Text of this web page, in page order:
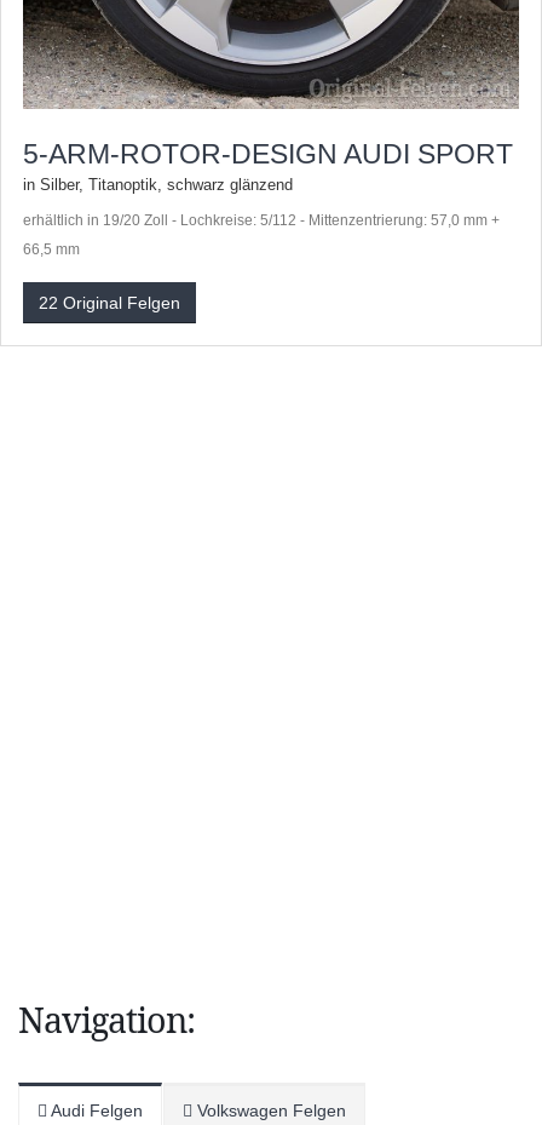
5-ARM-ROTOR-DESIGN AUDI SPORT
in Silber, Titanoptik, schwarz glänzend
erhältlich in 19/20 Zoll - Lochkreise: 5/112 - Mittenzentrierung: 57,0 mm +
66,5 mm
22 Original Felgen
Navigation:
Audi Felgen Volkswagen Felgen